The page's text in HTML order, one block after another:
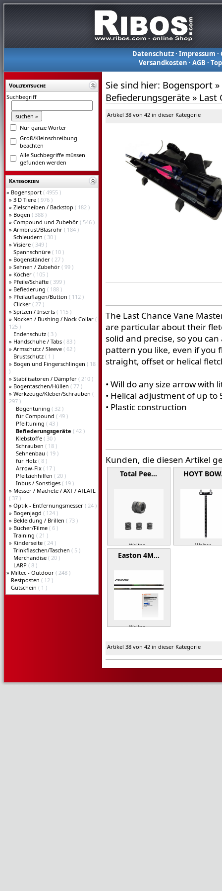
Datenschutz· Impressum ·
Versandkosten ·AGB ·
Volltextsuche
Suchbegriff
Nur ganze Wörter
Groß/Kleinschreibung
beachten
Alle Suchbegriffe müssen
gefunden werden
Kategorien
» Bogensport ( 4955 )
» 3 D Tiere ( 976 )
» Zielscheiben / Backstop ( 182 )
» Bögen ( 388 )
» Compound und Zubehör ( 546 )
» Armbrust/Blasrohr ( 184 )
Schleudern ( 30 )
» Visiere ( 349 )
Spannschnüre ( 10 )
» Bogenständer ( 27 )
» Sehnen / Zubehör ( 99 )
» Köcher ( 105 )
» Pfeile/Schäfte ( 399 )
» Befiederung ( 188 )
» Pfeilauflagen/Button ( 112 )
Clicker ( 27 )
» Spitzen / Inserts ( 115 )
» Nocken / Bushing / Nock Collar (
125 )
Endenschutz ( 3 )
» Handschuhe / Tabs ( 83 )
» Armschutz / Sleeve ( 62 )
Brustschutz ( 1 )
» Bogen und Fingerschlingen ( 18
)
» Stabilisatoren / Dämpfer ( 210 )
» Bogentaschen/Hüllen ( 77 )
» Werkzeuge/Kleber/Schrauben (
297 )
Bogentuning ( 32 )
für Compound ( 49 )
Pfeiltuning ( 43 )
Befiederungsgeräte ( 42 )
Klebstoffe ( 30 )
Schrauben ( 18 )
Sehnenbau ( 19 )
für Holz ( 8 )
Arrow-Fix ( 17 )
Pfeilziehhilfen ( 20 )
Inbus / Sonstiges ( 19 )
» Messer / Machete / AXT / ATLATL
( 37 )
» Optik - Entfernungsmesser ( 24 )
» Bogenjagd ( 124 )
» Bekleidung / Brillen ( 73 )
» Bücher/Filme ( 6 )
Training ( 21 )
» Kinderseite ( 24 )
Trinkflaschen/Taschen ( 5 )
Merchandise ( 20 )
LARP ( 8 )
» Miltec - Outdoor ( 248 )
Restposten ( 12 )
Gutschein ( 1 )
Sie sind hier: Bogensport »
Befiederungsgeräte » Last
Artikel 38 von 42 in dieser Kategorie
The Last Chance Vane
are particular about their
solid and precise, so you
pattern you like, even if you
straight, offset or helical
• Will do any size arrow with
• Helical adjustment of up
• Plastic construction
Kunden, die diesen Artikel
Total Pee…
Weiter »
HOYT
Weiter »
Easton 4M…
Weiter »
Artikel 38 von 42 in dieser Kategorie